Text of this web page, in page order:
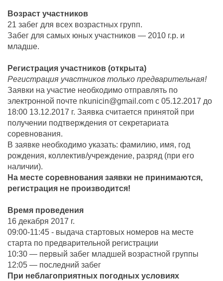
Возраст участников
21 забег для всех возрастных групп.
Забег для самых юных участников — 2010 г.р. и
младше.
Регистрация участников (открыта)
Регистрация участников только предварительная!
Заявки на участие необходимо отправлять по
электронной почте nkunicin@gmail.com с 05.12.2017 до
18:00 13.12.2017 г. Заявка считается принятой при
получении подтверждения от секретариата
соревнования.
В заявке необходимо указать: фамилию, имя, год
рождения, коллектив/учреждение, разряд (при его
наличии).
На месте соревнования заявки не принимаются,
регистрация не производится!
Время проведения
16 декабря 2017 г.
09:00-11:45 - выдача стартовых номеров на месте
старта по предварительной регистрации
10:30 — первый забег младшей возрастной группы
12:05 — последний забег
При неблагоприятных погодных условиях